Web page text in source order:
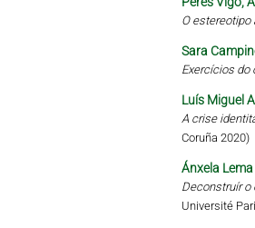
O estereotipo
Sara
Exercícios do
Luís Miguel
A crise
Coruña 2020)
Ánxela
Deconstruír o
Université